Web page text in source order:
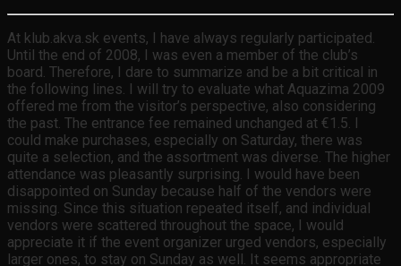
At klub.akva.sk events, I have always regularly participated.
Until the end of 2008, I was even a member of the club’s
board. Therefore, I dare to summarize and be a bit critical in
the following lines. I will try to evaluate what Aquazima 2009
offered me from the visitor’s perspective, also considering
the past. The entrance fee remained unchanged at €1.5. I
could make purchases, especially on Saturday, there was
quite a selection, and the assortment was diverse. The higher
attendance was pleasantly surprising. I would have been
disappointed on Sunday because half of the vendors were
missing. Since this situation repeated itself, and individual
vendors were scattered throughout the space, I would
appreciate it if the event organizer urged vendors, especially
larger ones, to stay on Sunday as well. It seems appropriate